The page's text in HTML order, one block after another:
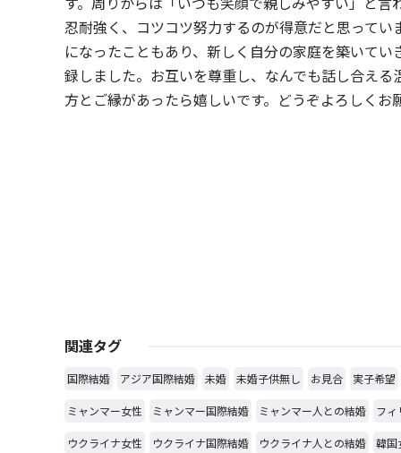
忍耐強く、コツコツ努力するのが得意だと思ってい
になったこともあり、新しく自分の家庭を築いてい
録しました。お互いを尊重し、なんでも話し合える
方とご縁があったら嬉しいです。どうぞよろしくお
関連タグ
国際結婚 アジア国際結婚 未婚 未婚子供無し お見合 実子希望
ミャンマー女性 ミャンマー国際結婚 ミャンマー人との結婚 フィ
ウクライナ女性 ウクライナ国際結婚 ウクライナ人との結婚 韓国